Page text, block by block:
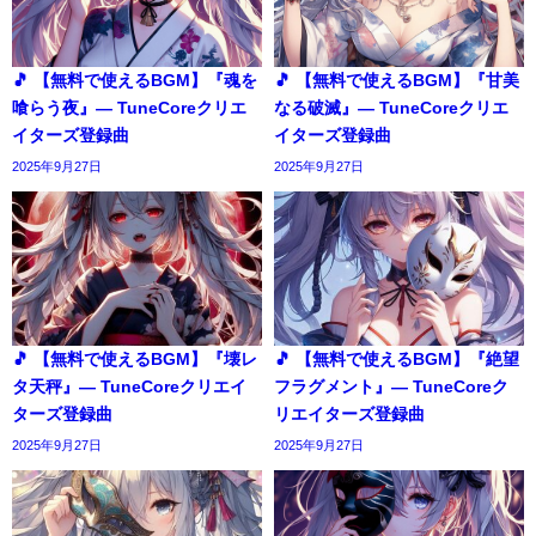
🎵 【無料で使えるBGM】『魂を
喰らう夜』― TuneCoreクリエ
イターズ登録曲
2025年9月27日
🎵 【無料で使えるBGM】『甘美
なる破滅』― TuneCoreクリエ
イターズ登録曲
2025年9月27日
🎵 【無料で使えるBGM】『壊レ
タ天秤』― TuneCoreクリエイ
ターズ登録曲
2025年9月27日
🎵 【無料で使えるBGM】『絶望
フラグメント』― TuneCoreク
リエイターズ登録曲
2025年9月27日